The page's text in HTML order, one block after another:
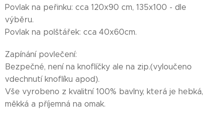
Povlak na peřinku: cca 120x90 cm, 135x100 - dle
výběru.
Povlak na polštářek: cca 40x60cm.
Zapínání povlečení:
Bezpečné, není na knoflíčky ale na zip.(vyloučeno
vdechnutí knoflíku apod).
Vše vyrobeno z kvalitní 100% bavlny, která je hebká,
měkká a příjemná na omak.